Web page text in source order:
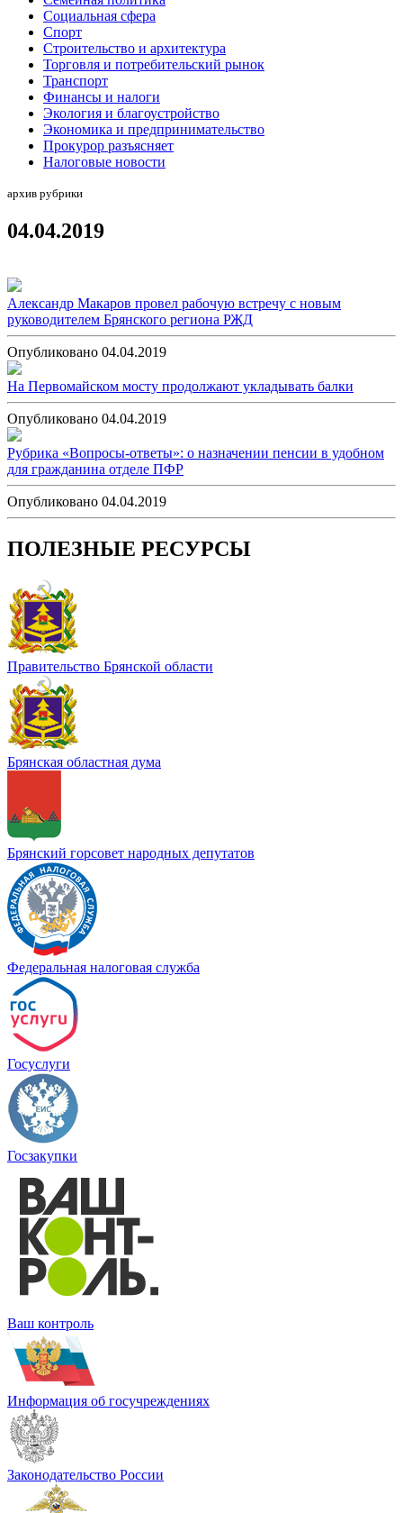
Социальная сфера
Спорт
Строительство и архитектура
Торговля и потребительский рынок
Транспорт
Финансы и налоги
Экология и благоустройство
Экономика и предпринимательство
Прокурор разъясняет
Налоговые новости
архив рубрики
04.04.2019
Александр Макаров провел рабочую встречу с новым
руководителем Брянского региона РЖД
Опубликовано 04.04.2019
На Первомайском мосту продолжают укладывать балки
Опубликовано 04.04.2019
Рубрика «Вопросы-ответы»: о назначении пенсии в удобном
для гражданина отделе ПФР
Опубликовано 04.04.2019
ПОЛЕЗНЫЕ РЕСУРСЫ
Правительство Брянской области
Брянская областная дума
Брянский горсовет народных депутатов
Федеральная налоговая служба
Госуслуги
Госзакупки
Ваш контроль
Информация об госучреждениях
Законодательство России